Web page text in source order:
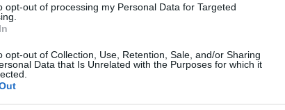
opt-out of processing my Personal Data for Targeted
opt-out of Collection, Use, Retention, Sale, and/or Sharing
Data that Is Unrelated with the Purposes for which it
a szolnoki
hasonló panaszok
miután
intézkedéseket
elbocsátott dolgozón segítene
polgármestere. A tószegi